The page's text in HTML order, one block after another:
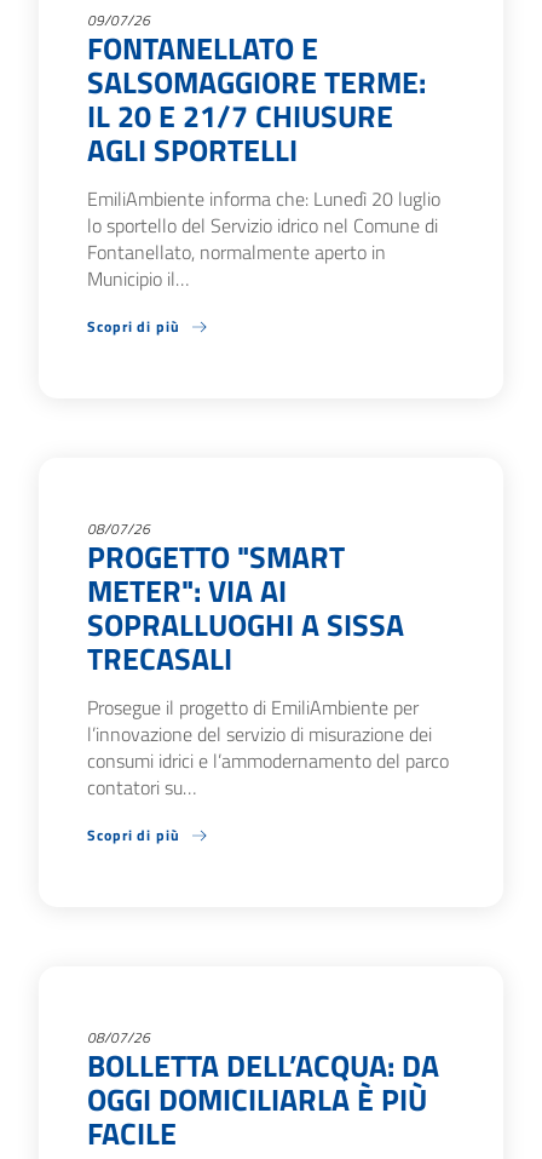
09/07/26
FONTANELLATO E
SALSOMAGGIORE TERME:
IL 20 E 21/7 CHIUSURE
AGLI SPORTELLI
EmiliAmbiente informa che: Lunedì 20 luglio
lo sportello del Servizio idrico nel Comune di
Fontanellato, normalmente aperto in
Municipio il…
Scopri di più
08/07/26
PROGETTO "SMART
METER": VIA AI
SOPRALLUOGHI A SISSA
TRECASALI
Prosegue il progetto di EmiliAmbiente per
l’innovazione del servizio di misurazione dei
consumi idrici e l’ammodernamento del parco
contatori su…
Scopri di più
08/07/26
BOLLETTA DELL’ACQUA: DA
OGGI DOMICILIARLA È PIÙ
FACILE